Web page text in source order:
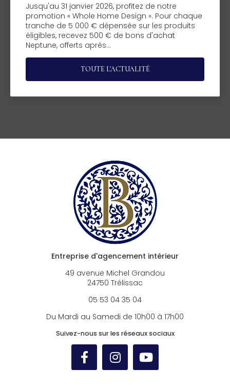
Jusqu'au 31 janvier 2026, profitez de notre
promotion « Whole Home Design ». Pour chaque
tranche de 5 000 € dépensée sur les produits
éligibles, recevez 500 € de bons d'achat
Neptune, offerts après…
TOUTE L'ACTUALITÉ
Entreprise d'agencement intérieur
49 avenue Michel Grandou
24750 Trélissac
05 53 04 35 04
Du Mardi au Samedi de 10h00 à 17h00
Suivez-nous sur les réseaux sociaux